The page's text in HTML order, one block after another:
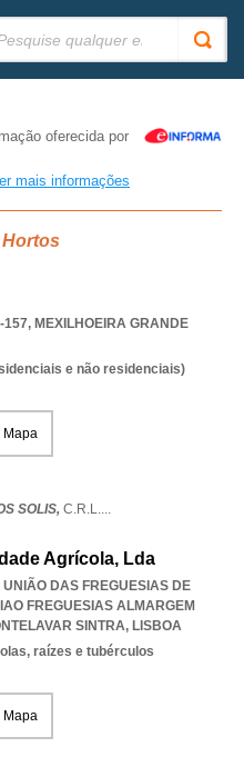
oferecida por
mais informações
157, MEXILHOEIRA GRANDE
e não residenciais)
Mapa
SOLIS, C.R.L....
Agrícola, Lda
DAS FREGUESIAS DE
FREGUESIAS ALMARGEM
SINTRA, LISBOA
raízes e tubérculos
Mapa